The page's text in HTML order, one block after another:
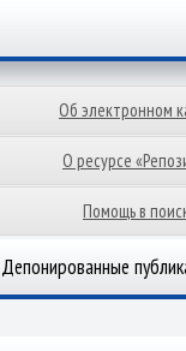
Об электронном
О ресурсе
Помощь в
Депонированные